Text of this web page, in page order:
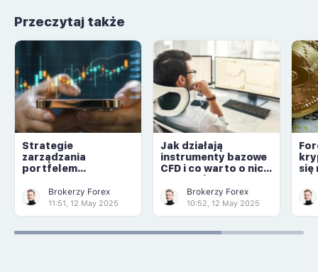
Przeczytaj także
Strategie
zarządzania
portfelem
Brokerzy Forex
11:51, 12 May 2025
Jak działają
instrumenty bazowe
CFD i co warto o nich
Brokerzy Forex
10:52, 12 May 2025
się